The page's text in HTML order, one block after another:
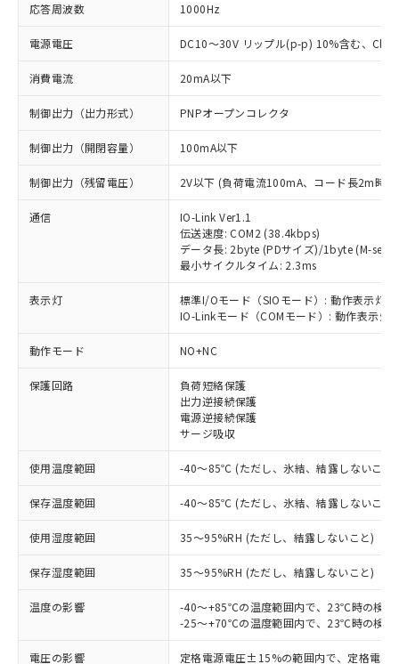
応答周波数 1000Hz
電源電圧 DC10～30V リップル(p-p) 10%含む、
消費電流 20mA以下
制御出力（出力形式） PNPオープンコレクタ
制御出力（開閉容量） 100mA以下
制御出力（残留電圧） 2V以下 (負荷電流100mA、コード長2m時)
通信
IO-Link Ver1.1
伝送速度: COM2 (38.4kbps)
データ長: 2byte (PDサイズ)/1byte (M-
最小サイクルタイム: 2.3ms
表示灯
標準I/Oモード（SIOモード）: 動作表示灯(
IO-Linkモード（COMモード）: 動作表示
動作モード NO+NC
保護回路
負荷短絡保護
出力逆接続保護
電源逆接続保護
サージ吸収
使用温度範囲 -40～85℃ (ただし、氷結、結露しないこと)
保存温度範囲 -40～85℃ (ただし、氷結、結露しないこと)
使用湿度範囲 35～95%RH (ただし、結露しないこと)
保存湿度範囲 35～95%RH (ただし、結露しないこと)
温度の影響
-40～+85℃の温度範囲内で、23℃時の検
-25～+70℃の温度範囲内で、23℃時の検
電圧の影響 定格電源電圧±15%の範囲内で、定格電
ご利用条件
以下の条件をお読みいただき、同意のうえ
ご利用ください。
本サービスは、当社制御機器事業取扱
商品の当社在庫状況および標準価格
(税抜)を提供させていただくもので
当社制御機器事業取扱商品の中には、
※1 対応状況
対応済み：EU RoHS指令（10物質）の
非含有に対応した製品が提供可能な商品で
対応予定：EU RoHS指令（10物質）の非含
有に対応した製品に切り替える予定のある
対応予定なし：EU RoHS指令（10物質）の
非含有に非対応の商品で、対応品を出す予
定はありません。
非含有の対応状況を調査中または確認中の
商品です。
非該当品：ライセンス料など無形物で、有
害物質有無と関係のない商品です。
仕入先様の事情により、非含有部品として
※1 中国RoHS○×表
「○」：最大均質材料含有率が中国RoHSの
基準値以下であることを示します。
「×」：最大均質材料含有率が中国RoHSの